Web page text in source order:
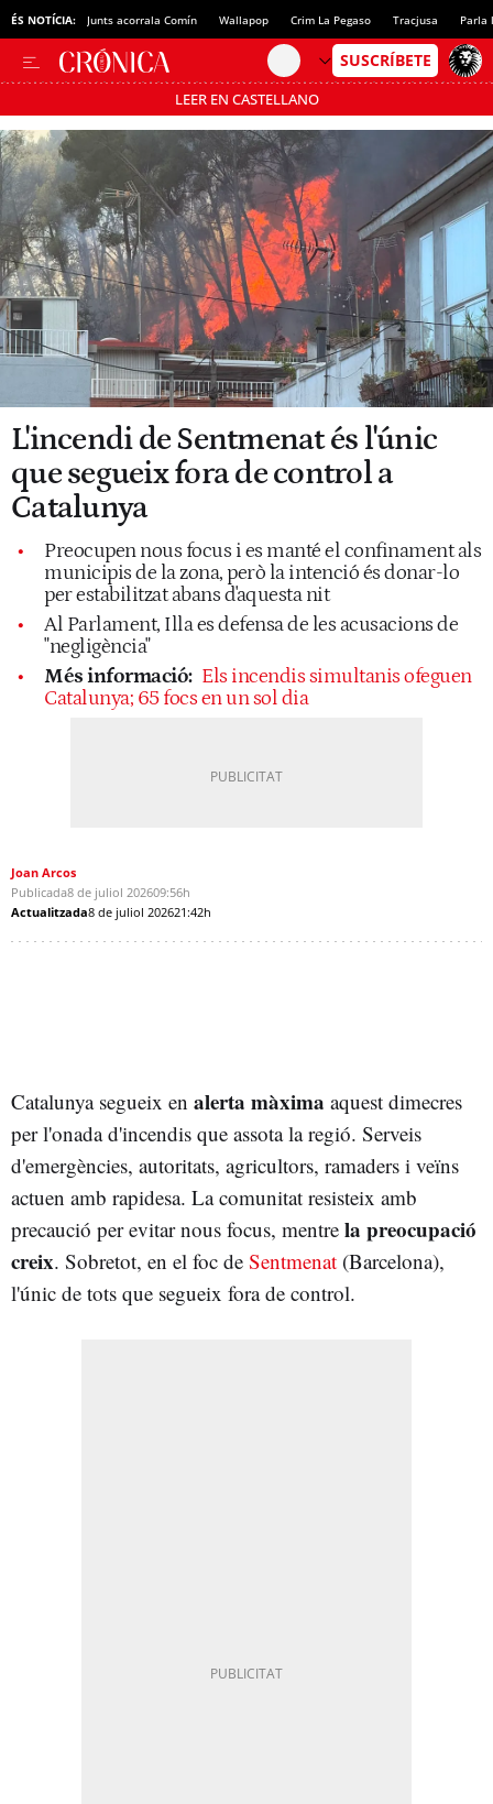
ÉS NOTÍCIA: Junts acorrala Comín Wallapop Crim La Pegaso Tracjusa Parla
LEER EN CASTELLANO
Passa’t al mode estalvi
L'incendi de Sentmenat és l'únic
que segueix fora de control a
Catalunya
Preocupen nous focus i es manté el confinament als
municipis de la zona, però la intenció és donar-lo
per estabilitzat abans d'aquesta nit
Al Parlament, Illa es defensa de les acusacions de
"negligència"
Més informació: Els incendis simultanis ofeguen
Catalunya; 65 focs en un sol dia
Joan Arcos
Publicada8 de juliol 202609:56h
Actualitzada8 de juliol 202621:42h
Catalunya segueix en alerta màxima aquest dimecres
per l'onada d'incendis que assota la regió. Serveis
d'emergències, autoritats, agricultors, ramaders i veïns
actuen amb rapidesa. La comunitat resisteix amb
precaució per evitar nous focus, mentre la preocupació
creix. Sobretot, en el foc de Sentmenat (Barcelona),
l'únic de tots que segueix fora de control.